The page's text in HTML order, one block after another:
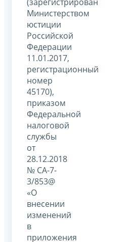
Министерством
юстиции
Российской
Федерации
11.01.2017,
регистрационный
номер
45170),
приказом
Федеральной
налоговой
службы
от
28.12.2018
№ СА-7-
3/853@
«О
внесении
изменений
в
приложения